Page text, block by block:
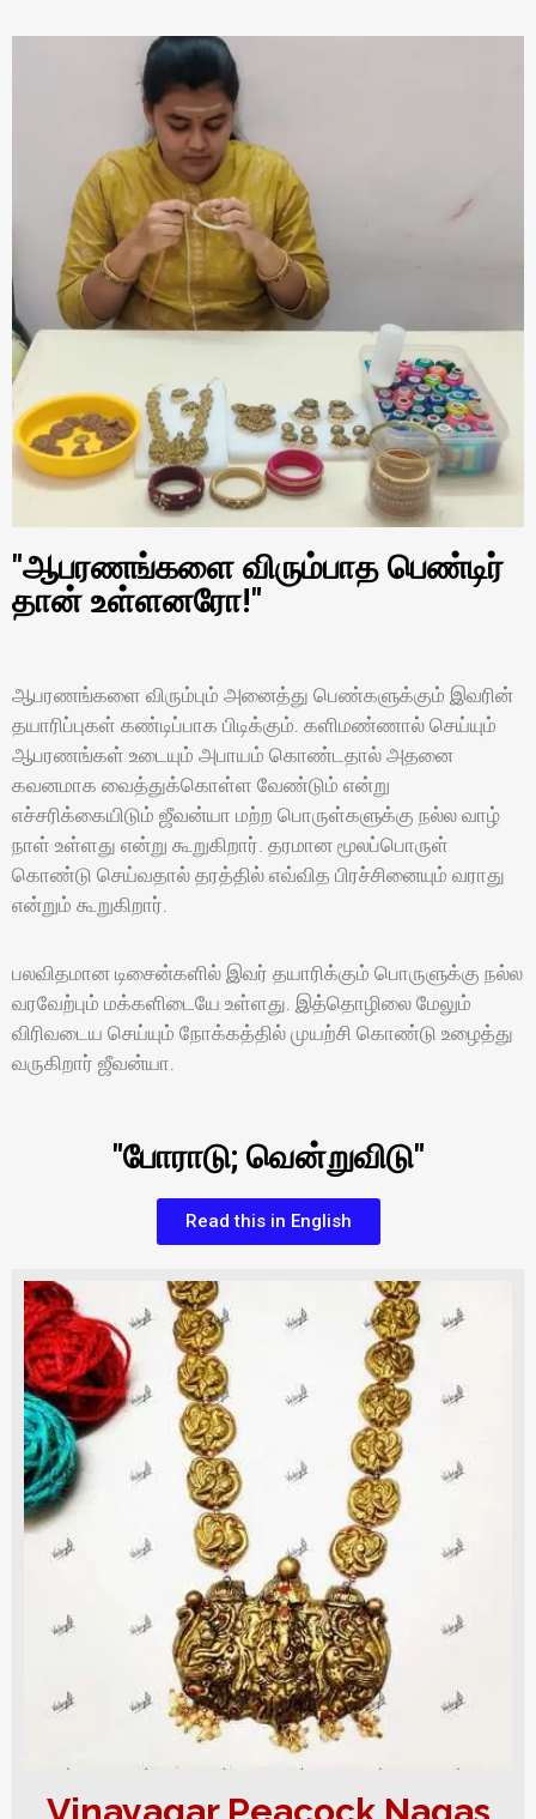
"ஆபரணங்களை விரும்பாத பெண்டிர்
தான் உள்ளனரோ!"
ஆபரணங்களை விரும்பும் அனைத்து பெண்களுக்கும் இவரின்
தயாரிப்புகள் கண்டிப்பாக பிடிக்கும். களிமண்ணால் செய்யும்
ஆபரணங்கள் உடையும் அபாயம் கொண்டதால் அதனை
கவனமாக வைத்துக்கொள்ள வேண்டும் என்று
எச்சரிக்கையிடும் ஜீவன்யா மற்ற பொருள்களுக்கு நல்ல வாழ்
நாள் உள்ளது என்று கூறுகிறார். தரமான மூலப்பொருள்
கொண்டு செய்வதால் தரத்தில் எவ்வித பிரச்சினையும் வராது
என்றும் கூறுகிறார்.
பலவிதமான டிசைன்களில் இவர் தயாரிக்கும் பொருளுக்கு நல்ல
வரவேற்பும் மக்களிடையே உள்ளது. இத்தொழிலை மேலும்
விரிவடைய செய்யும் நோக்கத்தில் முயற்சி கொண்டு உழைத்து
வருகிறார் ஜீவன்யா.
"போராடு; வென்றுவிடு"
Read this in English